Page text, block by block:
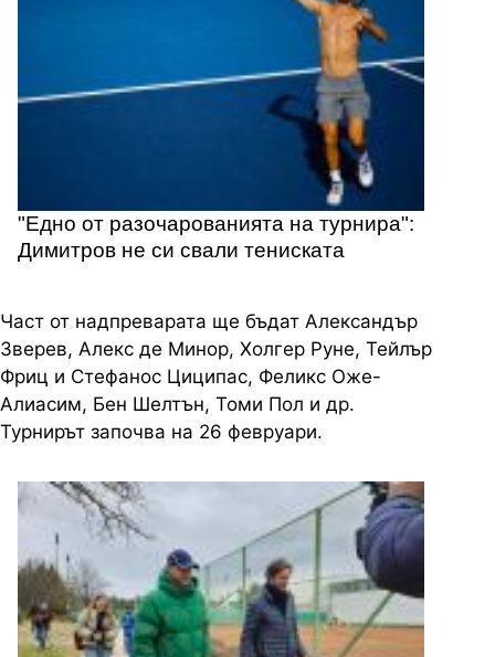
"Едно от разочарованията на турнира":
Димитров не си свали тениската
Част от надпреварата ще бъдат Александър
Зверев, Алекс де Минор, Холгер Руне, Тейлър
Фриц и Стефанос Циципас, Феликс Оже-
Алиасим, Бен Шелтън, Томи Пол и др.
Турнирът започва на 26 февруари.